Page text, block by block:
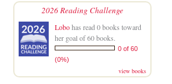
2026 Reading Challenge
Lobohas read 0 books toward
her goal of 60 books.
0 of 60
(0%)
view books